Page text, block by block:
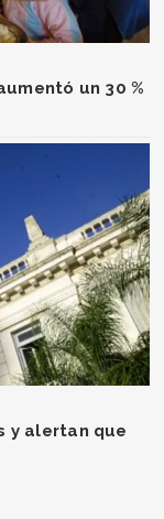
un 30 %
y alertan que